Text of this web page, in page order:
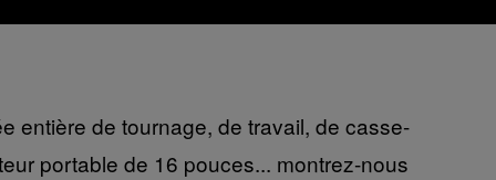
entière de tournage, de travail, de casse-
portable de 16 pouces... montrez-nous